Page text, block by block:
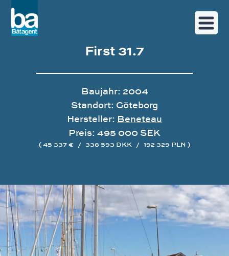
First 31.7
Baujahr: 2004
Standort: Göteborg
Hersteller: Beneteau
Preis: 495 000 SEK
( 45 337 € / 338 593 DKK / 192 329 PLN )